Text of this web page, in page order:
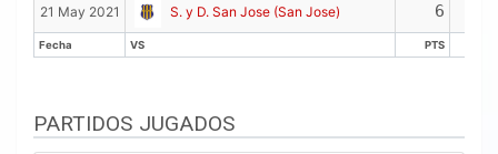
Fecha VS PTS
21 May 2021 S. y D. San Jose (San Jose) 6
Fecha VS PTS
PARTIDOS JUGADOS